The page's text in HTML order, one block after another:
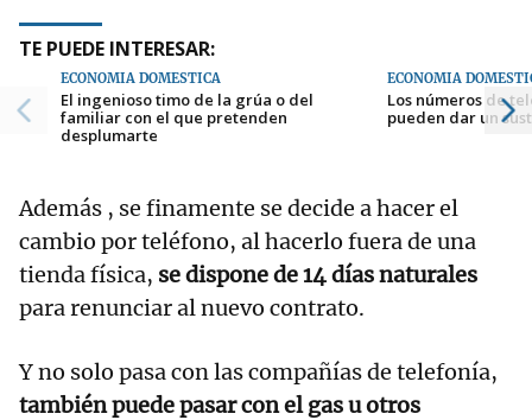
TE PUEDE INTERESAR:
ECONOMÍA DOMÉSTICA
El ingenioso timo de la grúa o del
familiar con el que pretenden
desplumarte
ECONOMÍA
Los números de
pueden dar un
Además , se finamente se decide a hacer el
cambio por teléfono, al hacerlo fuera de una
tienda física, se dispone de 14 días naturales
para renunciar al nuevo contrato.
Y no solo pasa con las compañías de telefonía,
también puede pasar con el gas u otros